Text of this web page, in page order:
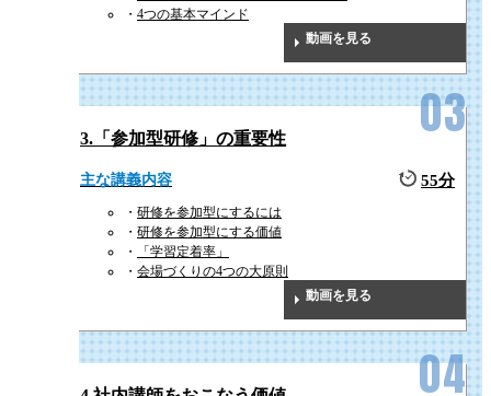
GOAL1
社内講師による
社外講師だけでなく、社内講師を活用することで、効果的に人材育成・研
本研修を通して、研修を担当する者としての基本マインドやスキルを身に
つけることで、はじめて社内講師として登壇する方でも有意義な研修を行
うことができるようになります。
効果的なフィードバックで
4つの基本マインド
動画を見る
3.「参加型研修」の重要性
主な講義内容 55分
研修を参加型にするには
研修を参加型にする価値
「学習定着率」
会場づくりの4つの大原則
動画を見る